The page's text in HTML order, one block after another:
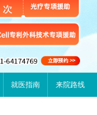
就医指南 来院路线